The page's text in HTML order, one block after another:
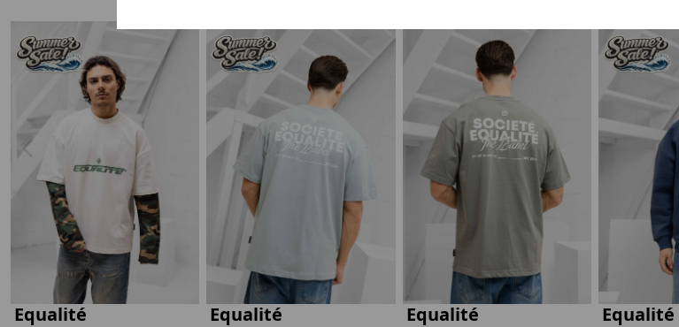
Equalité Equalité Equalité Equalité
Gewoon rondkijken
Nee, ik wil geen korting